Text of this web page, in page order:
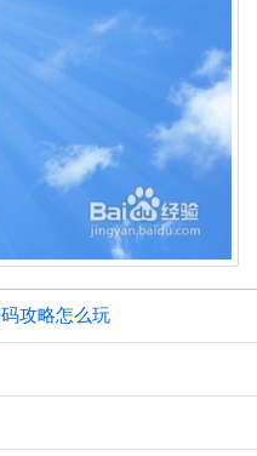
攻略怎么玩